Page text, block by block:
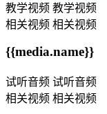
教学视频 教学视频
相关视频 相关视频
{{media.name}}
试听音频 试听音频
相关视频 相关视频